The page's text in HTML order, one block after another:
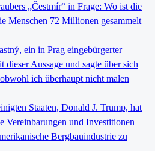
„Čestmír“ in Frage: Wo ist die
Menschen 72 Millionen gesammelt
ein in Prag eingebürgerter
dieser Aussage und sagte über sich
ich überhaupt nicht malen
Staaten, Donald J. Trump, hat
Vereinbarungen und Investitionen
Bergbauindustrie zu